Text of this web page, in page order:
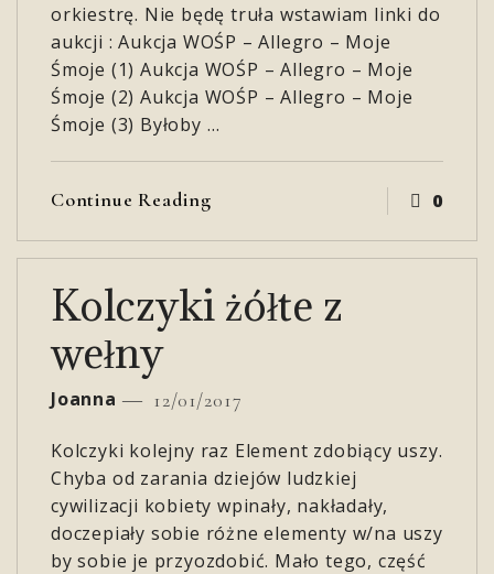
orkiestrę. Nie będę truła wstawiam linki do
aukcji : Aukcja WOŚP – Allegro – Moje
Śmoje (1) Aukcja WOŚP – Allegro – Moje
Śmoje (2) Aukcja WOŚP – Allegro – Moje
Śmoje (3) Byłoby …
Continue Reading 0
Kolczyki żółte z
wełny
Joanna 12/01/2017
Kolczyki kolejny raz Element zdobiący uszy.
Chyba od zarania dziejów ludzkiej
cywilizacji kobiety wpinały, nakładały,
doczepiały sobie różne elementy w/na uszy
by sobie je przyozdobić. Mało tego, część